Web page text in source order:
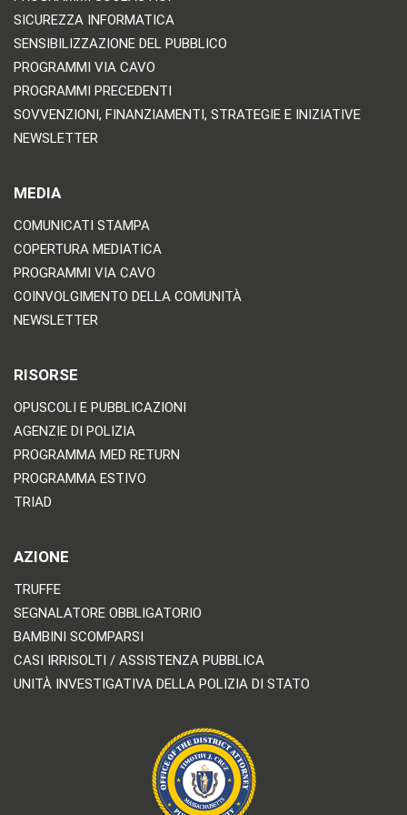
SICUREZZA INFORMATICA
SENSIBILIZZAZIONE DEL PUBBLICO
PROGRAMMI VIA CAVO
PROGRAMMI PRECEDENTI
SOVVENZIONI, FINANZIAMENTI, STRATEGIE E INIZIATIVE
NEWSLETTER
MEDIA
COMUNICATI STAMPA
COPERTURA MEDIATICA
PROGRAMMI VIA CAVO
COINVOLGIMENTO DELLA COMUNITÀ
NEWSLETTER
RISORSE
OPUSCOLI E PUBBLICAZIONI
AGENZIE DI POLIZIA
PROGRAMMA MED RETURN
PROGRAMMA ESTIVO
TRIAD
AZIONE
TRUFFE
SEGNALATORE OBBLIGATORIO
BAMBINI SCOMPARSI
CASI IRRISOLTI / ASSISTENZA PUBBLICA
UNITÀ INVESTIGATIVA DELLA POLIZIA DI STATO